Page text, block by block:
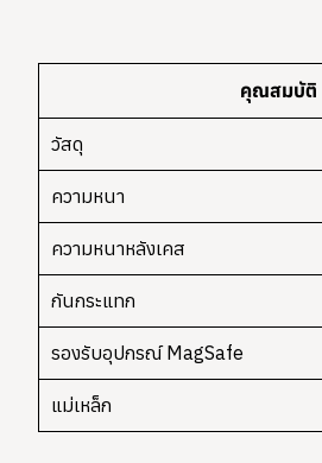
คุณสมบัติ
วัสดุ
ความหนา
ความหนาหลังเคส
กันกระแทก
รองรับอุปกรณ์ MagSafe
แม่เหล็ก